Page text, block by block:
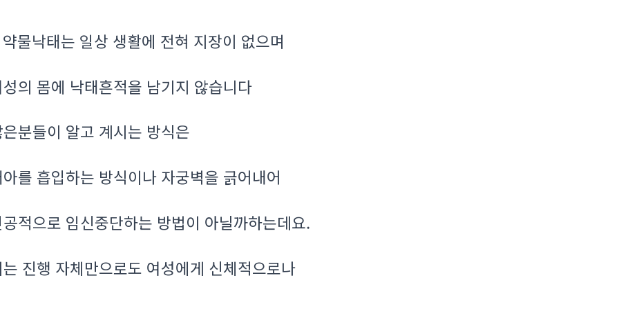
약물낙태는 일상 생활에 전혀 지장이 없으며
의 몸에 낙태흔적을 남기지 않습니다
분들이 알고 계시는 방식은
를 흡입하는 방식이나 자궁벽을 긁어내어
적으로 임신중단하는 방법이 아닐까하는데요.
진행 자체만으로도 여성에게 신체적으로나